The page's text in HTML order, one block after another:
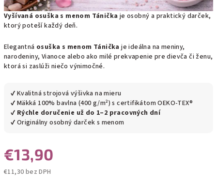
Vyšívaná osuška s menom Tánička je osobný a praktický darček,
ktorý poteší každý deň.
Elegantná osuška s menom Tánička je ideálna na meniny,
narodeniny, Vianoce alebo ako milé prekvapenie pre dievča či ženu,
ktorá si zaslúži niečo výnimočné.
✔ Kvalitná strojová výšivka na mieru
✔ Mäkká 100% bavlna (400 g/m²) s certifikátom OEKO-TEX®
✔ Rýchle doručenie už do 1–2 pracovných dní
✔ Originálny osobný darček s menom
€13,90
€11,30 bez DPH